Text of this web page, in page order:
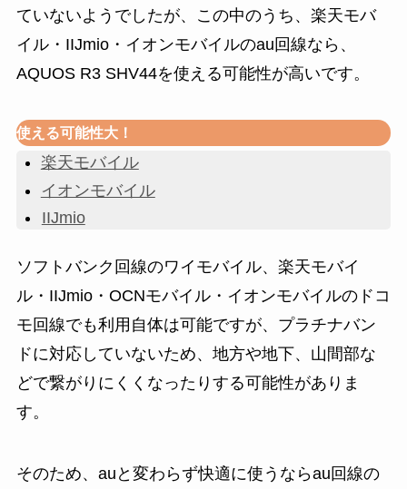
ていないようでしたが、この中のうち、楽天モバ
イル・IIJmio・イオンモバイルのau回線なら、
AQUOS R3 SHV44を使える可能性が高いです。
使える可能性大！
楽天モバイル
イオンモバイル
IIJmio
ソフトバンク回線のワイモバイル、楽天モバイ
ル・IIJmio・OCNモバイル・イオンモバイルのドコ
モ回線でも利用自体は可能ですが、プラチナバン
ドに対応していないため、地方や地下、山間部な
どで繋がりにくくなったりする可能性がありま
す。
そのため、 auと変わらず快適に使うならau回線の